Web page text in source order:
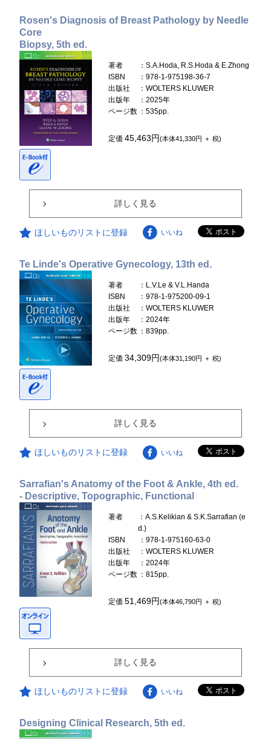
Rosen's Diagnosis of Breast Pathology by Needle
Core
Biopsy, 5th ed.
著者
：S.A.Hoda, R.S.Hoda & E.Zhong
ISBN
：978-1-975198-36-7
出版社
：WOLTERS KLUWER
出版年
：2025年
ページ数 ：535pp.
定価45,463円(本体41,330円 ＋ 税)
詳しく見る
ほしいものリストに登録 いいね
Te Linde's Operative Gynecology, 13th ed.
著者
：L.V.Le & V.L.Handa
ISBN
：978-1-975200-09-1
出版社
：WOLTERS KLUWER
出版年
：2024年
ページ数 ：839pp.
定価34,309円(本体31,190円 ＋ 税)
詳しく見る
ほしいものリストに登録 いいね
Sarrafian's Anatomy of the Foot & Ankle, 4th ed.
- Descriptive, Topographic, Functional
著者
：A.S.Kelikian & S.K.Sarrafian (e
d.)
ISBN
：978-1-975160-63-0
出版社
：WOLTERS KLUWER
出版年
：2024年
ページ数 ：815pp.
定価51,469円(本体46,790円 ＋ 税)
詳しく見る
ほしいものリストに登録 いいね
Designing Clinical Research, 5th ed.